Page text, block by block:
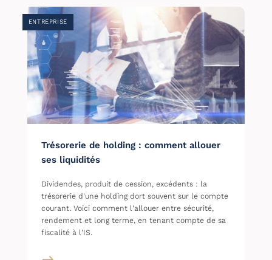
ENTREPRISE
Trésorerie de holding : comment allouer
ses liquidités
Dividendes, produit de cession, excédents : la
trésorerie d'une holding dort souvent sur le compte
courant. Voici comment l'allouer entre sécurité,
rendement et long terme, en tenant compte de sa
fiscalité à l'IS.